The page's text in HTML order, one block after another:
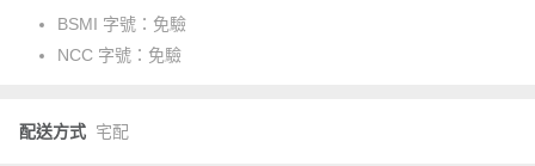
BSMI 字號： 免驗
NCC 字號： 免驗
配送方式 宅配